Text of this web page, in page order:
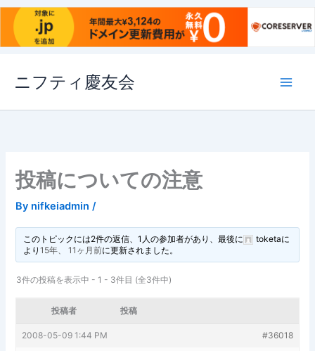
ス
ニフティ慶友会
投稿についての注意
By nifkeiadmin/
このトピックには2件の返信、1人の参加者があり、最後に toketaに
より 15年、 11ヶ月前に更新されました。
3件の投稿を表示中 - 1 - 3件目 (全3件中)
投稿者 投稿
2008-05-09 1:44 PM #36018